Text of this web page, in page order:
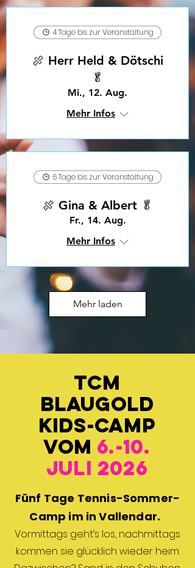
4 Tage bis zur Veranstaltung
🍖 Herr Held & Dötschi
🥬
Mi., 12. Aug.
Mehr Infos
6 Tage bis zur Veranstaltung
🍖 Gina & Albert 🥬
Fr., 14. Aug.
Mehr Infos
Mehr laden
TCM
BLAUGOLD
KIDS-CAMP
vom 6.-10.
Juli 2026
Fünf Tage Tennis-Sommer-
Camp im in Vallendar.
Vormittags geht’s los, nachmittags
kommen sie glücklich wieder heim.